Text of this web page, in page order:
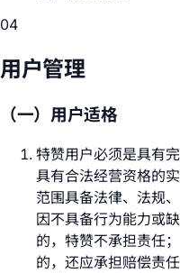
04
用户管理
（一）用户适格
特赞用户必须是具有
具有合法经营资格的
范围具备法律、法规
因不具备行为能力或
的，特赞不承担责任
的，还应承担赔偿责